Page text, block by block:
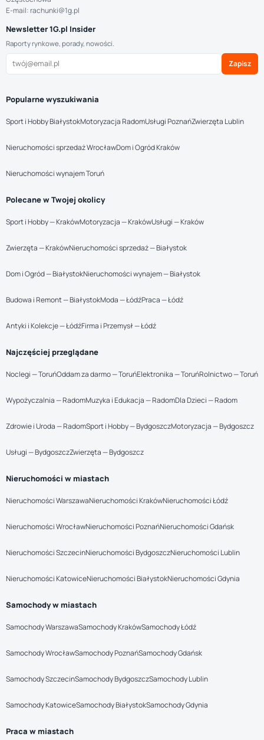
E-mail: rachunki@1g.pl
Newsletter 1G.pl Insider
Raporty rynkowe, porady, nowości.
Zapisz
Popularne wyszukiwania
Sport i Hobby BiałystokMotoryzacja RadomUsługi PoznańZwierzęta Lublin
Nieruchomości sprzedaż WrocławDom i Ogród Kraków
Nieruchomości wynajem Toruń
Polecane w Twojej okolicy
Sport i Hobby — KrakówMotoryzacja — KrakówUsługi — Kraków
Zwierzęta — KrakówNieruchomości sprzedaż — Białystok
Dom i Ogród — BiałystokNieruchomości wynajem — Białystok
Budowa i Remont — BiałystokModa — ŁódźPraca — Łódź
Antyki i Kolekcje — ŁódźFirma i Przemysł — Łódź
Najczęściej przeglądane
Noclegi — ToruńOddam za darmo — ToruńElektronika — ToruńRolnictwo — Toruń
Wypożyczalnia — RadomMuzyka i Edukacja — RadomDla Dzieci — Radom
Zdrowie i Uroda — RadomSport i Hobby — BydgoszczMotoryzacja — Bydgoszcz
Usługi — BydgoszczZwierzęta — Bydgoszcz
Nieruchomości w miastach
Nieruchomości WarszawaNieruchomości KrakówNieruchomości Łódź
Nieruchomości WrocławNieruchomości PoznańNieruchomości Gdańsk
Nieruchomości SzczecinNieruchomości BydgoszczNieruchomości Lublin
Nieruchomości KatowiceNieruchomości BiałystokNieruchomości Gdynia
Samochody w miastach
Samochody WarszawaSamochody KrakówSamochody Łódź
Samochody WrocławSamochody PoznańSamochody Gdańsk
Samochody SzczecinSamochody BydgoszczSamochody Lublin
Samochody KatowiceSamochody BiałystokSamochody Gdynia
Praca w miastach